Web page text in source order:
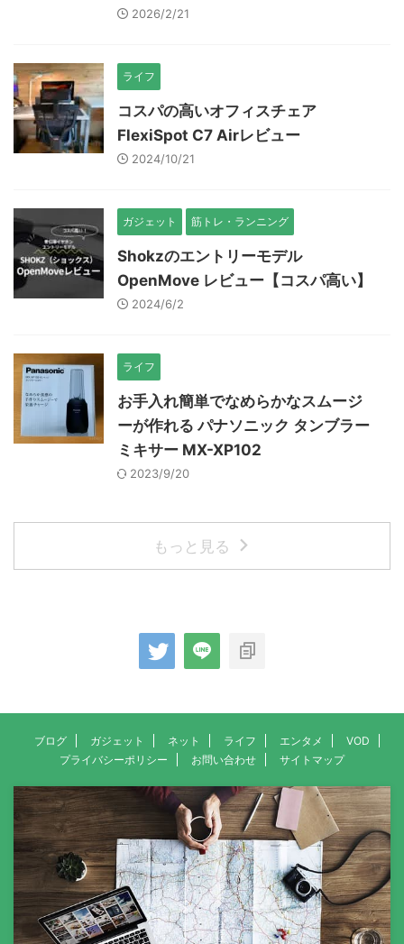
2026/2/21
ライフ
コスパの高いオフィスチェア
FlexiSpot C7 Airレビュー
2024/10/21
ガジェット 筋トレ・ランニング
Shokzのエントリーモデル
OpenMove レビュー【コスパ高い】
2024/6/2
ライフ
お手入れ簡単でなめらかなスムージ
ーが作れる パナソニック タンブラー
ミキサー MX-XP102
2023/9/20
もっと見る
ブログ ガジェット ネット ライフ エンタメ
VOD
プライバシーポリシー
お問い合わせ サイトマップ